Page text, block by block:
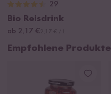
29
Bio Reisdrink
ab 2,17 €
Empfohlene Produkte